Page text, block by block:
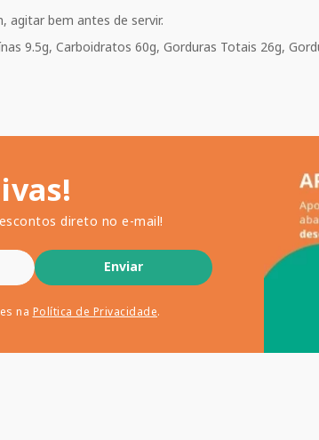
agitar bem antes de servir.
9.5g, Carboidratos 60g, Gorduras Totais 26g,
direto no e-mail!
Enviar
na Política de Privacidade.